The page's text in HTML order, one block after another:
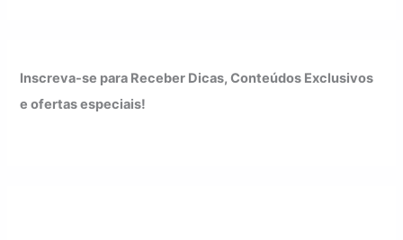
Inscreva-se para Receber Dicas, Conteúdos Exclusivos
e ofertas especiais!